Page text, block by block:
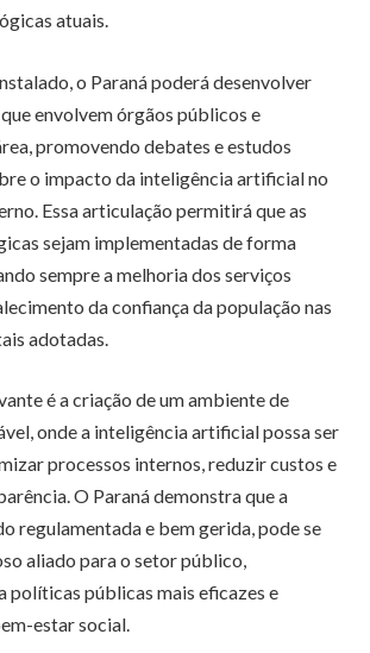
atuais.
o Paraná poderá desenvolver
envolvem órgãos públicos e
promovendo debates e estudos
o impacto da inteligência artificial no
Essa articulação permitirá que as
sejam implementadas de forma
sempre a melhoria dos serviços
da confiança da população nas
adotadas.
é a criação de um ambiente de
onde a inteligência artificial possa ser
processos internos, reduzir custos e
O Paraná demonstra que a
regulamentada e bem gerida, pode se
aliado para o setor público,
políticas públicas mais eficazes e
estar social.